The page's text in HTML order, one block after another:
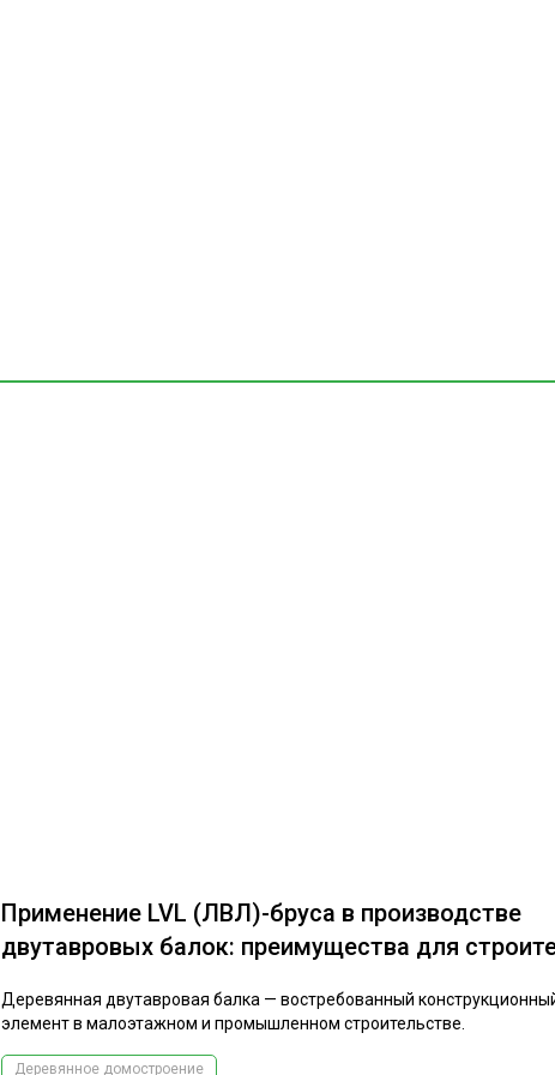
Применение LVL (ЛВЛ)-бруса в производстве
двутавровых балок: преимущества для
Деревянная двутавровая балка — востребованный
элемент в малоэтажном и промышленном строительстве.
Деревянное домостроение